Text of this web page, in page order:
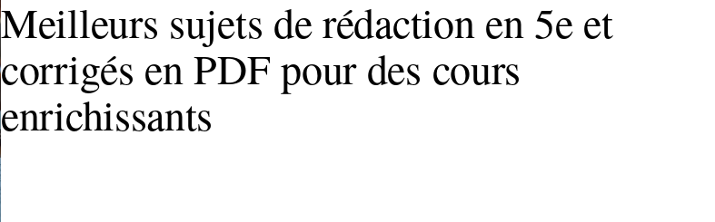
Meilleurs sujets de rédaction en 5e et
corrigés en PDF pour des cours
enrichissants